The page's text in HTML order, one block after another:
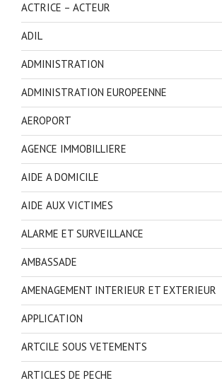
ACTRICE – ACTEUR
ADIL
ADMINISTRATION
ADMINISTRATION EUROPEENNE
AEROPORT
AGENCE IMMOBILLIERE
AIDE A DOMICILE
AIDE AUX VICTIMES
ALARME ET SURVEILLANCE
AMBASSADE
AMENAGEMENT INTERIEUR ET EXTERIEUR
APPLICATION
ARTCILE SOUS VETEMENTS
ARTICLES DE PECHE